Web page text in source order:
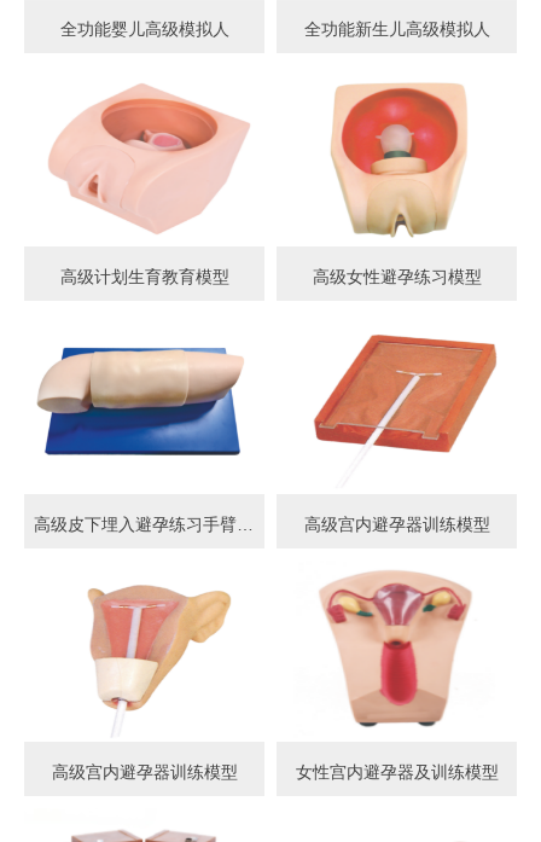
全功能婴儿高级模拟人 全功能新生儿高级模拟人
高级计划生育教育模型 高级女性避孕练习模型
高级皮下埋入避孕练习手臂模型 高级宫内避孕器训练模型
高级宫内避孕器训练模型 女性宫内避孕器及训练模型